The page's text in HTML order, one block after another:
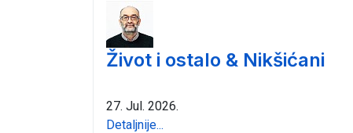
Život i ostalo & Nikšićani
27. Jul. 2026.
Detaljnije...